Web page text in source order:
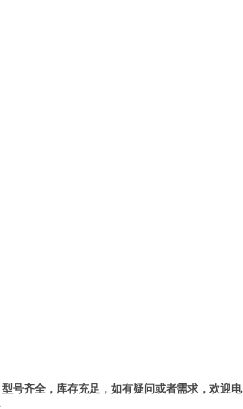
号齐全，库存充足，如有疑问或者需求，欢迎电